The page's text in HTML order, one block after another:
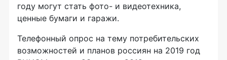
году могут стать фото- и видеотехника,
ценные бумаги и гаражи.
Телефонный опрос на тему потребительских
возможностей и планов россиян на 2019 год